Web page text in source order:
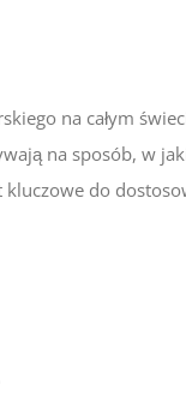
na całym
na sposób, w
do